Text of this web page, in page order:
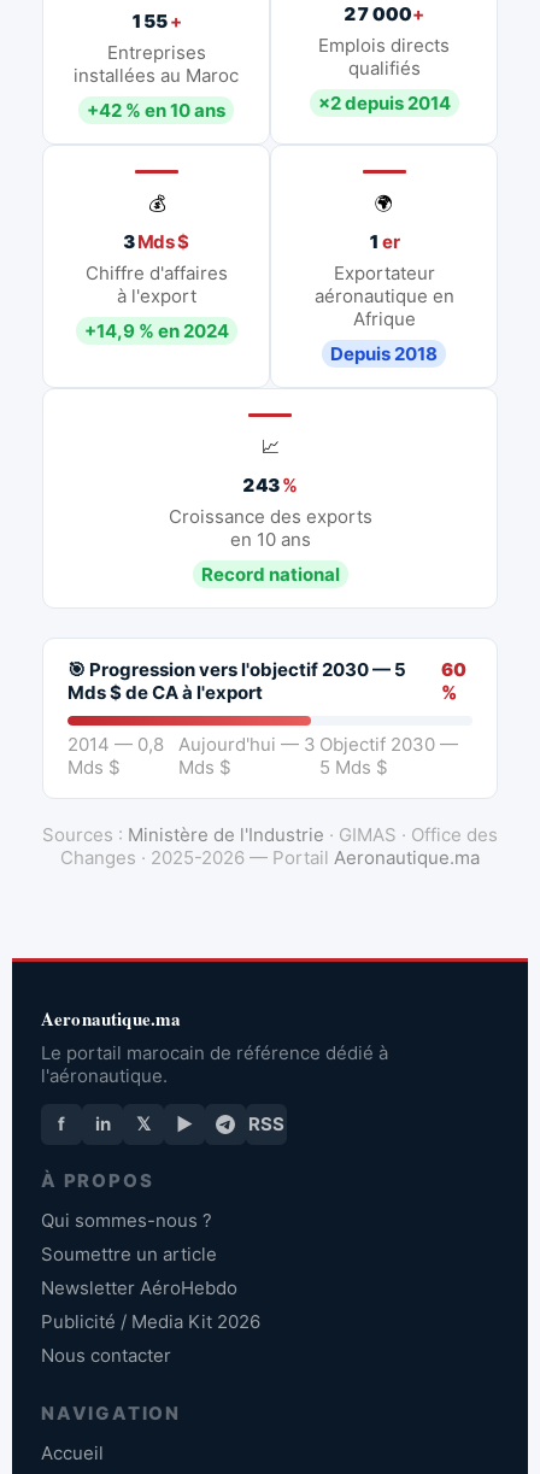
155+
Entreprises
installées au Maroc
+42 % en 10 ans
27 000+
Emplois directs
qualifiés
×2 depuis 2014
💰
3Mds $
Chiffre d'affaires
à l'export
+14,9 % en 2024
🌍
1 er
Exportateur
aéronautique en
Afrique
Depuis 2018
📈
243%
Croissance des exports
en 10 ans
Record national
🎯 Progression vers l'objectif 2030 — 5
Mds $ de CA à l'export
60
%
2014 — 0,8
Mds $
Aujourd'hui — 3
Mds $
Objectif 2030 —
5 Mds $
Sources : Ministère de l'Industrie · GIMAS · Office des
Changes · 2025-2026 — Portail Aeronautique.ma
Aeronautique.ma
Le portail marocain de référence dédié à
l'aéronautique.
f in 𝕏 ▶ RSS
À PROPOS
Qui sommes-nous ?
Soumettre un article
Newsletter AéroHebdo
Publicité / Media Kit 2026
Nous contacter
NAVIGATION
Accueil